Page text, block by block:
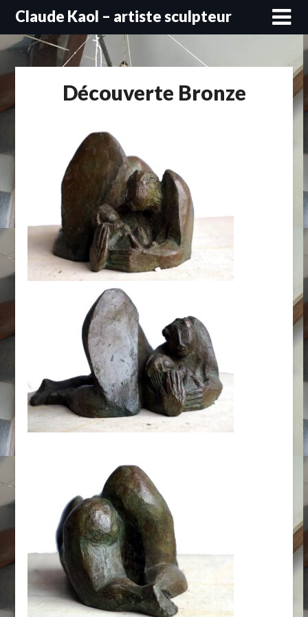
Skip
content
Claude Kaol – artiste sculpteur
Découverte Bronze